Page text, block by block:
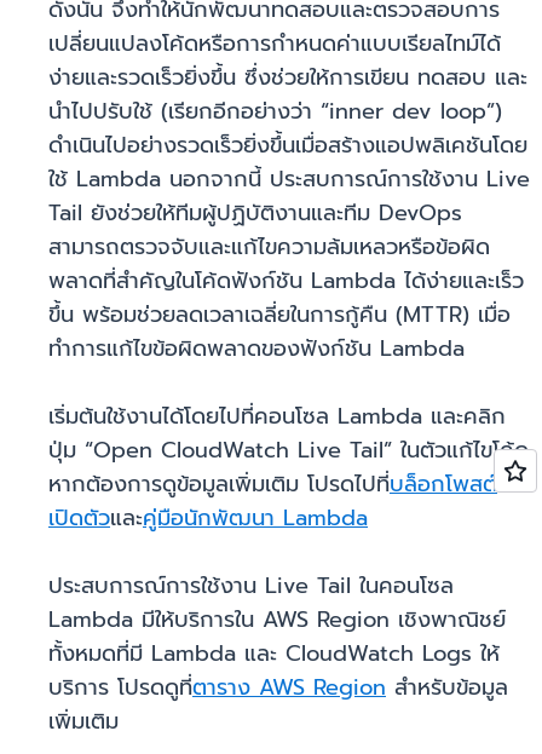
ดังนั้น จึงทำให้นักพัฒนาทดสอบและตรวจสอบการ
เปลี่ยนแปลงโค้ดหรือการกำหนดค่าแบบเรียลไทม์ได้
ง่ายและรวดเร็วยิ่งขึ้น ซึ่งช่วยให้การเขียน ทดสอบ และ
นำไปปรับใช้ (เรียกอีกอย่างว่า “inner dev loop”)
ดำเนินไปอย่างรวดเร็วยิ่งขึ้นเมื่อสร้างแอปพลิเคชันโดย
ใช้ Lambda นอกจากนี้ ประสบการณ์การใช้งาน Live
Tail ยังช่วยให้ทีมผู้ปฏิบัติงานและทีม DevOps
สามารถตรวจจับและแก้ไขความล้มเหลวหรือข้อผิด
พลาดที่สำคัญในโค้ดฟังก์ชัน Lambda ได้ง่ายและเร็ว
ขึ้น พร้อมช่วยลดเวลาเฉลี่ยในการกู้คืน (MTTR) เมื่อ
ทำการแก้ไขข้อผิดพลาดของฟังก์ชัน Lambda
เริ่มต้นใช้งานได้โดยไปที่คอนโซล Lambda และคลิก
ปุ่ม “Open CloudWatch Live Tail” ในตัวแก้ไขโค้ด
หากต้องการดูข้อมูลเพิ่มเติม โปรดไปที่บล็อกโพสต์
เปิดตัวและคู่มือนักพัฒนา Lambda
ประสบการณ์การใช้งาน Live Tail ในคอนโซล
Lambda มีให้บริการใน AWS Region เชิงพาณิชย์
ทั้งหมดที่มี Lambda และ CloudWatch Logs ให้
บริการ โปรดดูที่ตาราง AWS Region สำหรับข้อมูล
เพิ่มเติม